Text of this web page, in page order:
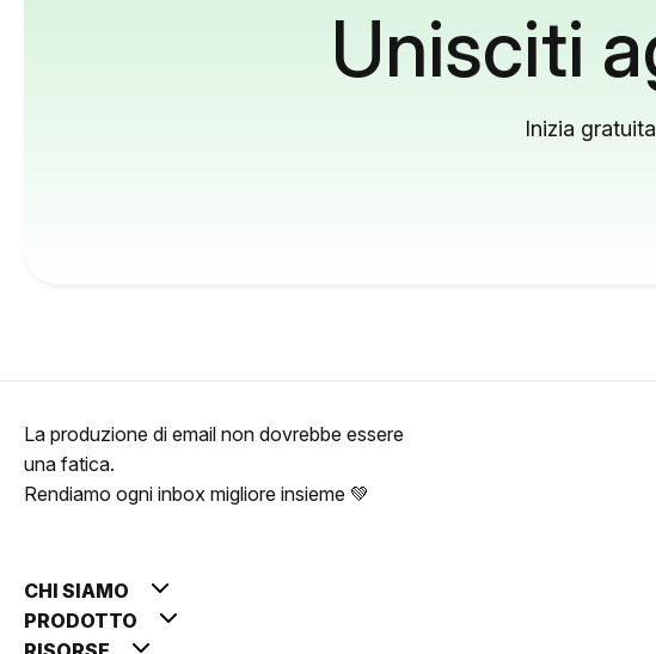
Unisciti
Inizia
La produzione di email non dovrebbe essere
una fatica.
Rendiamo ogni inbox migliore insieme 💚
CHI SIAMO
PRODOTTO